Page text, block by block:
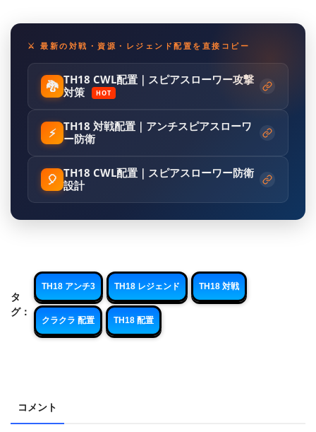
⚔️ 最新の対戦・資源・レジェンド配置を直接コピー
🐉 TH18 CWL配置｜スピアスローワー攻撃
対策
HOT
⚡ TH18 対戦配置｜アンチスピアスローワ
ー防衛
🎈 TH18 CWL配置｜スピアスローワー防衛
設計
タ
グ：
TH18 アンチ3 TH18 レジェンド TH18 対戦
クラクラ 配置 TH18 配置
コメント